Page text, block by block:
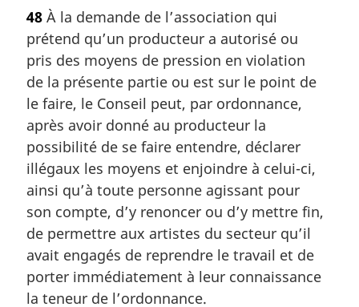
e
m
a
r
i
n
a
l
:
48 À la demande de l’association qui
prétend qu’un producteur a autorisé ou
pris des moyens de pression en violation
de la présente partie ou est sur le point de
le faire, le Conseil peut, par ordonnance,
après avoir donné au producteur la
possibilité de se faire entendre, déclarer
illégaux les moyens et enjoindre à celui-ci,
ainsi qu’à toute personne agissant pour
son compte, d’y renoncer ou d’y mettre fin,
de permettre aux artistes du secteur qu’il
avait engagés de reprendre le travail et de
porter immédiatement à leur connaissance
la teneur de l’ordonnance.